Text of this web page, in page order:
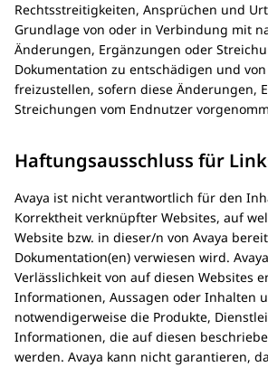
Rechtsstreitigkeiten, Ansprüchen und
Grundlage von oder in Verbindung mit
Änderungen, Ergänzungen oder
Dokumentation zu entschädigen und
freizustellen, sofern diese Änderungen,
Streichungen vom Endnutzer
Haftungsausschluss für
Avaya ist nicht verantwortlich für den
Korrektheit verknüpfter Websites, auf
Website bzw. in dieser/n von Avaya
Dokumentation(en) verwiesen wird.
Verlässlichkeit von auf diesen Websites
Informationen, Aussagen oder Inhalten
notwendigerweise die Produkte,
Informationen, die auf diesen
werden. Avaya kann nicht garantieren,